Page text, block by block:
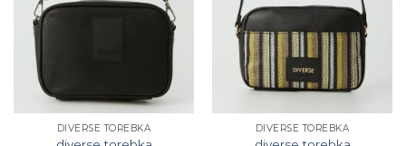
DIVERSE TOREBKA DIVERSE TOREBKA